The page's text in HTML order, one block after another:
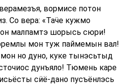
вормисе потон
Со вера: «Таӵе кужмо
малпамтэ шорысь сюри!
мон туж паймемын вал!
но дуно, куке тынэсьтыд
дунъяло! Тюмень каре
сӥё-дано пусъёнлэсь